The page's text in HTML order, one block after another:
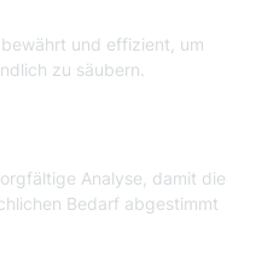
und effizient, um
zu säubern.
Analyse, damit die
Bedarf abgestimmt